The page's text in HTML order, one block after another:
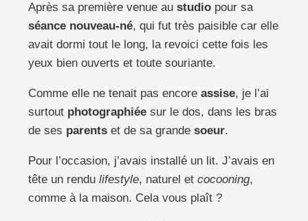
Après sa première venue austudio pour sa
séance nouveau-né, qui fut très paisible car elle
avait dormi tout le long, la revoici cette fois les
yeux bien ouverts et toute souriante.
Comme elle ne tenait pas encoreassise, je l’ai
surtout photographiée sur le dos, dans les bras
de ses parents et de sa grandesoeur.
Pour l’occasion, j’avais installé un lit. J’avais en
tête un rendulifestyle, naturel etcocooning,
comme à la maison. Cela vous plaît ?